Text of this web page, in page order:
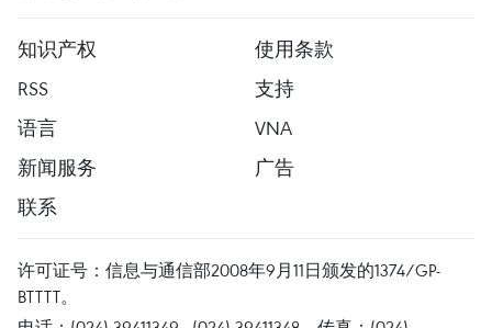
知识产权
使用条款
RSS
支持
语言
VNA
新闻服务
广告
联系
许可证号：信息与通信部2008年9月11日颁发的1374/GP-
BTTTT。